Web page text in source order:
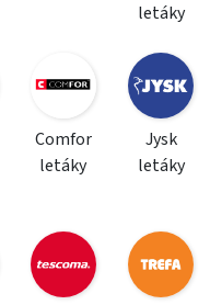
letáky
Comfor
letáky
Jysk
letáky